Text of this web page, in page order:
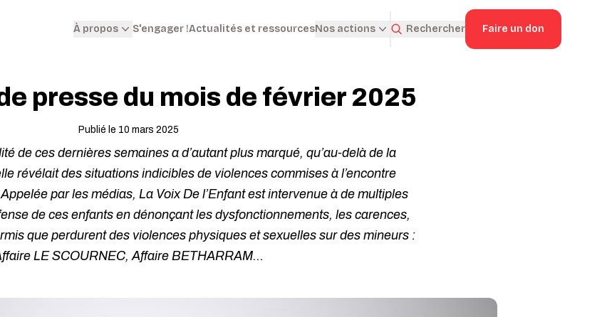
À propos S'engager !Actualités et ressourcesNos actions Rechercher Faire un don
presse du mois de février 2025
Publié le 10 mars 2025
de ces dernières semaines a d’autant plus marqué, qu’au-delà de la
révélait des situations indicibles de violences commises à l’encontre
par les médias, La Voix De l’Enfant est intervenue à de multiples
de ces enfants en dénonçant les dysfonctionnements, les carences,
que perdurent des violences physiques et sexuelles sur des mineurs :
LE SCOURNEC, Affaire BETHARRAM…